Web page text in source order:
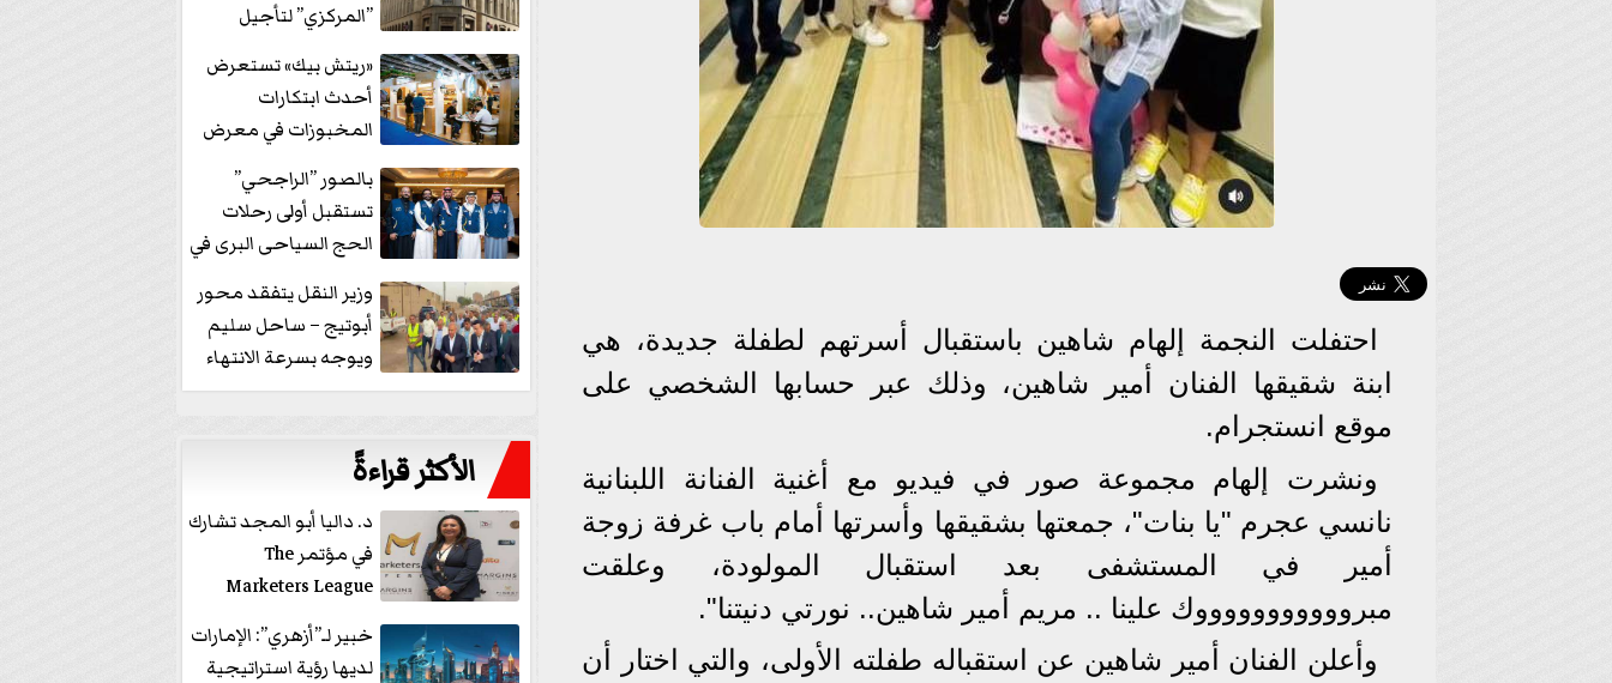
احتفلت النجمة إلهام شاهين باستقبال أسرتهم لطفلة جديدة، هي
ابنة شقيقها الفنان أمير شاهين، وذلك عبر حسابها الشخصي على
موقع انستجرام.
ونشرت إلهام مجموعة صور في فيديو مع أغنية الفنانة اللبنانية
نانسي عجرم "يا بنات"، جمعتها بشقيقها وأسرتها أمام باب غرفة زوجة
أمير في المستشفى بعد استقبال المولودة، وعلقت
مبروووووووووووك علينا .. مريم أمير شاهين.. نورتي دنيتنا".
وأعلن الفنان أمير شاهين عن استقباله طفلته الأولى، والتي اختار أن
”المركزي” لتأجيل
«ريتش بيك» تستعرض
أحدث ابتكارات
المخبوزات في معرض
منتجات...
بالصور ”الراجحي”
تستقبل أولى رحلات
الحج السياحى البرى في
وزير النقل يتفقد محور
أبوتيج – ساحل سليم
ويوجه بسرعة الانتهاء
من...
الأكثر قراءةً
د. داليا أبو المجد تشارك
في مؤتمر The
Marketers League
وتدير جلسة...
خبير لـ”أزهري”: الإمارات
لديها رؤية استراتيجية